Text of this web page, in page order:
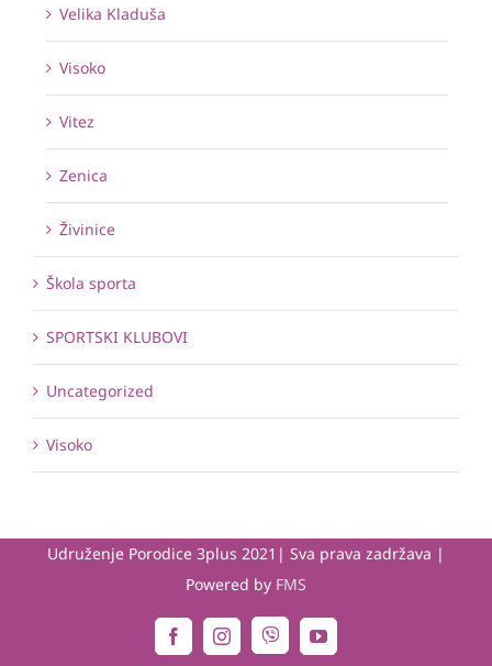
Velika Kladuša
Visoko
Vitez
Zenica
Živinice
Škola sporta
SPORTSKI KLUBOVI
Uncategorized
Visoko
Udruženje Porodice 3plus 2021| Sva prava zadržava |
Powered by FMS
FacebookInstagramViber YouTube